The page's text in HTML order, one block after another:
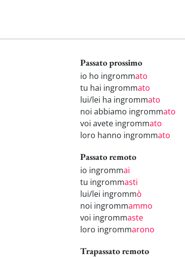
Passato prossimo
io ho ingrommato
tu hai ingrommato
lui/lei ha ingrommato
noi abbiamo ingrommato
voi avete ingrommato
loro hanno ingrommato
Passato remoto
io ingrommai
tu ingrommasti
lui/lei ingrommò
noi ingrommammo
voi ingrommaste
loro ingrommarono
Trapassato remoto